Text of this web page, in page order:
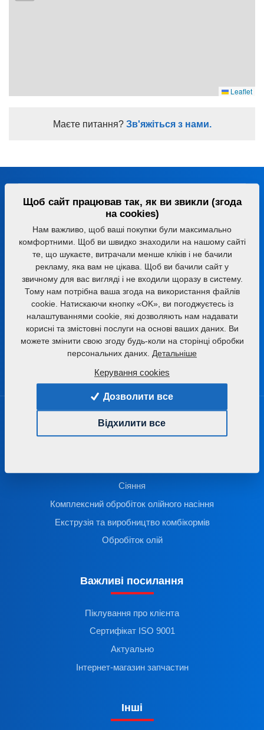
Leaflet
Маєте питання?Зв'яжіться з нами.
Порадимо вам з вибором відповідного агрегату чи
+420 491 450 111
farmet@farmet.cz
Jiřinková 276
552 03 Česká Skalice
Czech republic
Продукти
Сіяння
Комплексний обробіток олійного насіння
Екструзія та виробництво комбікормів
Обробіток олій
Важливі посилання
Піклування про клієнта
Сертифікат ISO 9001
Актуально
Інтернет-магазин запчастин
Інші
Щоб сайт працював так, як ви звикли (згода
на cookies)
Нам важливо, щоб ваші покупки були максимально
комфортними. Щоб ви швидко знаходили на нашому сайті
те, що шукаєте, витрачали менше кліків і не бачили
рекламу, яка вам не цікава. Щоб ви бачили сайт у
звичному для вас вигляді і не входили щоразу в систему.
Тому нам потрібна ваша згода на використання файлів
cookie. Натискаючи кнопку «OK», ви погоджуєтесь із
налаштуваннями cookie, які дозволяють нам надавати
корисні та змістовні послуги на основі ваших даних. Ви
можете змінити свою згоду будь-коли на сторінці обробки
персональних даних. Детальніше
Керування cookies
Дозволити все
Відхилити все